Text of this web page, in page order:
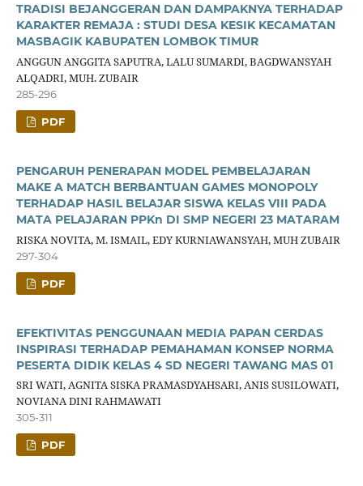
TRADISI BEJANGGERAN DAN DAMPAKNYA TERHADAP
KARAKTER REMAJA : STUDI DESA KESIK KECAMATAN
MASBAGIK KABUPATEN LOMBOK TIMUR
ANGGUN ANGGITA SAPUTRA, LALU SUMARDI, BAGDWANSYAH
ALQADRI, MUH. ZUBAIR
285-296
PDF
PENGARUH PENERAPAN MODEL PEMBELAJARAN
MAKE A MATCH BERBANTUAN GAMES MONOPOLY
TERHADAP HASIL BELAJAR SISWA KELAS VIII PADA
MATA PELAJARAN PPKn DI SMP NEGERI 23 MATARAM
RISKA NOVITA, M. ISMAIL, EDY KURNIAWANSYAH, MUH ZUBAIR
297-304
PDF
EFEKTIVITAS PENGGUNAAN MEDIA PAPAN CERDAS
INSPIRASI TERHADAP PEMAHAMAN KONSEP NORMA
PESERTA DIDIK KELAS 4 SD NEGERI TAWANG MAS 01
SRI WATI, AGNITA SISKA PRAMASDYAHSARI, ANIS SUSILOWATI,
NOVIANA DINI RAHMAWATI
305-311
PDF